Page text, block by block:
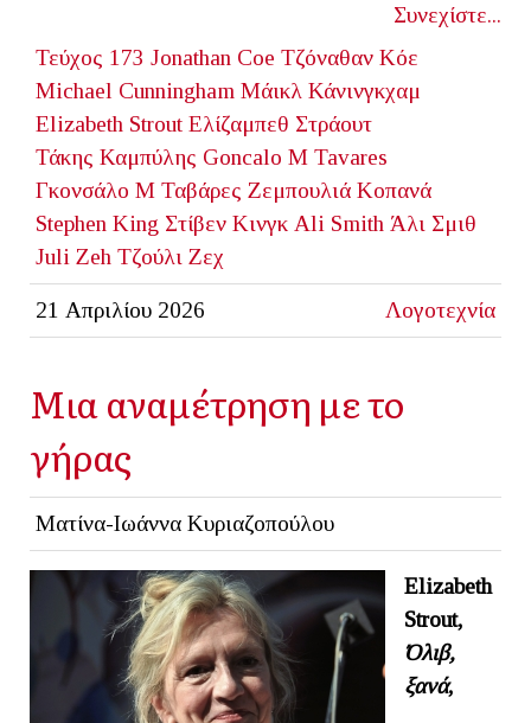
Συνεχίστε...
Τεύχος 173 Jonathan Coe Τζόναθαν Κόε
Michael Cunningham Μάικλ Κάνινγκχαμ
Elizabeth Strout Ελίζαμπεθ Στράουτ
Τάκης Καμπύλης Goncalo M Tavares
Γκονσάλο Μ Ταβάρες Ζεμπουλιά Κοπανά
Stephen King Στίβεν Κινγκ Ali Smith Άλι Σμιθ
Juli Zeh Τζούλι Ζεχ
21 Απριλίου 2026 Λογοτεχνία
Μια αναμέτρηση με το
γήρας
Ματίνα-Ιωάννα Κυριαζοπούλου
Elizabeth
Strout,
Όλιβ,
ξανά,